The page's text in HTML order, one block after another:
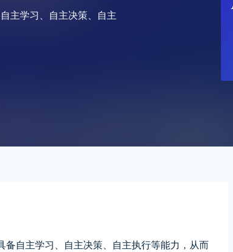
主学习、自主决策、自主
自主学习、自主决策、自主执行等能力，从而